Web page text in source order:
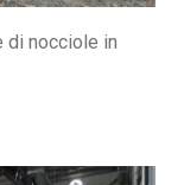
di nocciole in